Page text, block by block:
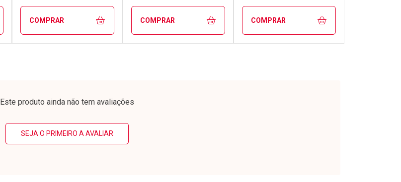
COMPRAR COMPRAR COMPRAR
Este produto ainda não tem avaliações
SEJA O PRIMEIRO A AVALIAR